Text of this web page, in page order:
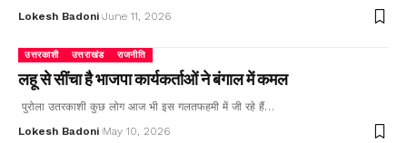
Lokesh Badoni June 11, 2026
उत्तरकाशी उत्तराखंड राजनीति
लहू से सींचा है भाजपा कार्यकर्ताओं ने बंगाल में कमल
पुरोला उतरकाशी कुछ लोग आज भी इस गलतफहमी में जी रहे हैं…
Lokesh Badoni May 10, 2026